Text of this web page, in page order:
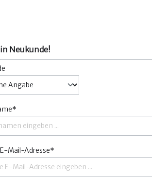
Neukunde!
Mail-Adresse*